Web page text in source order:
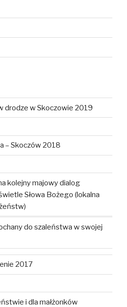
drodze w Skoczowie 2019
– Skoczów 2018
kolejny majowy dialog
Słowa Bożego (lokalna
do szaleństwa w swojej
2017
i dla małżonków